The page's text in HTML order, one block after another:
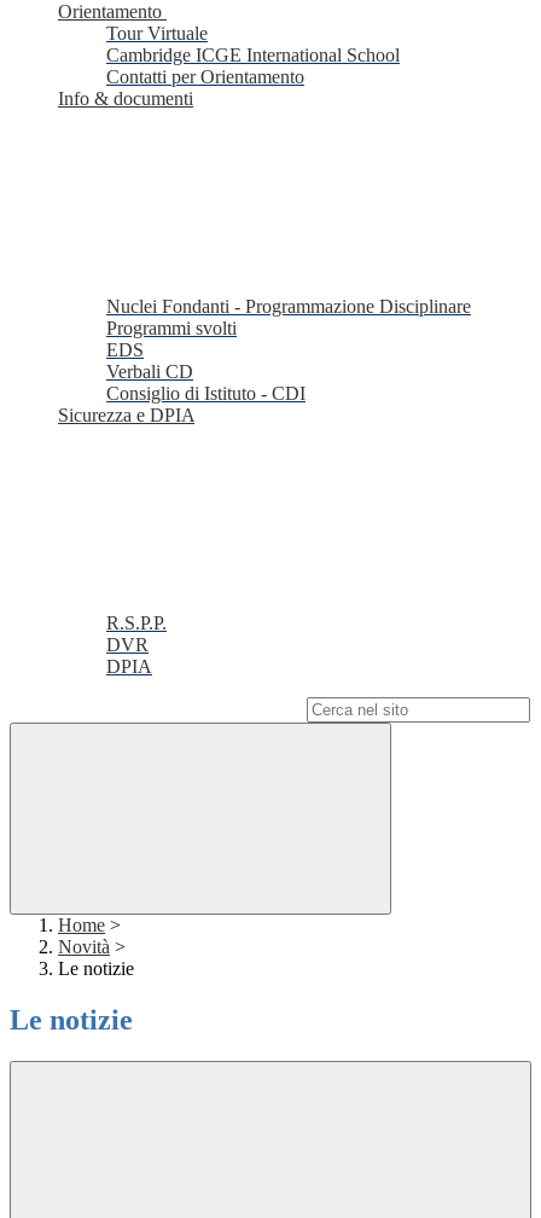
Orientamento
Tour Virtuale
Cambridge ICGE International School
Contatti per Orientamento
Info & documenti
Nuclei Fondanti - Programmazione Disciplinare
Programmi svolti
EDS
Verbali CD
Consiglio di Istituto - CDI
Sicurezza e DPIA
R.S.P.P.
DVR
DPIA
Home >
Novità >
Le notizie
Le notizie